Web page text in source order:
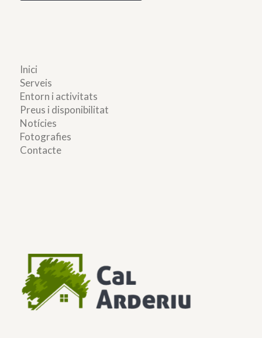
Inici
Serveis
Entorn i activitats
Preus i disponibilitat
Notícies
Fotografies
Contacte